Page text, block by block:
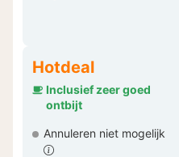
Hotdeal
Inclusief zeer goed
ontbijt
Annuleren niet mogelijk